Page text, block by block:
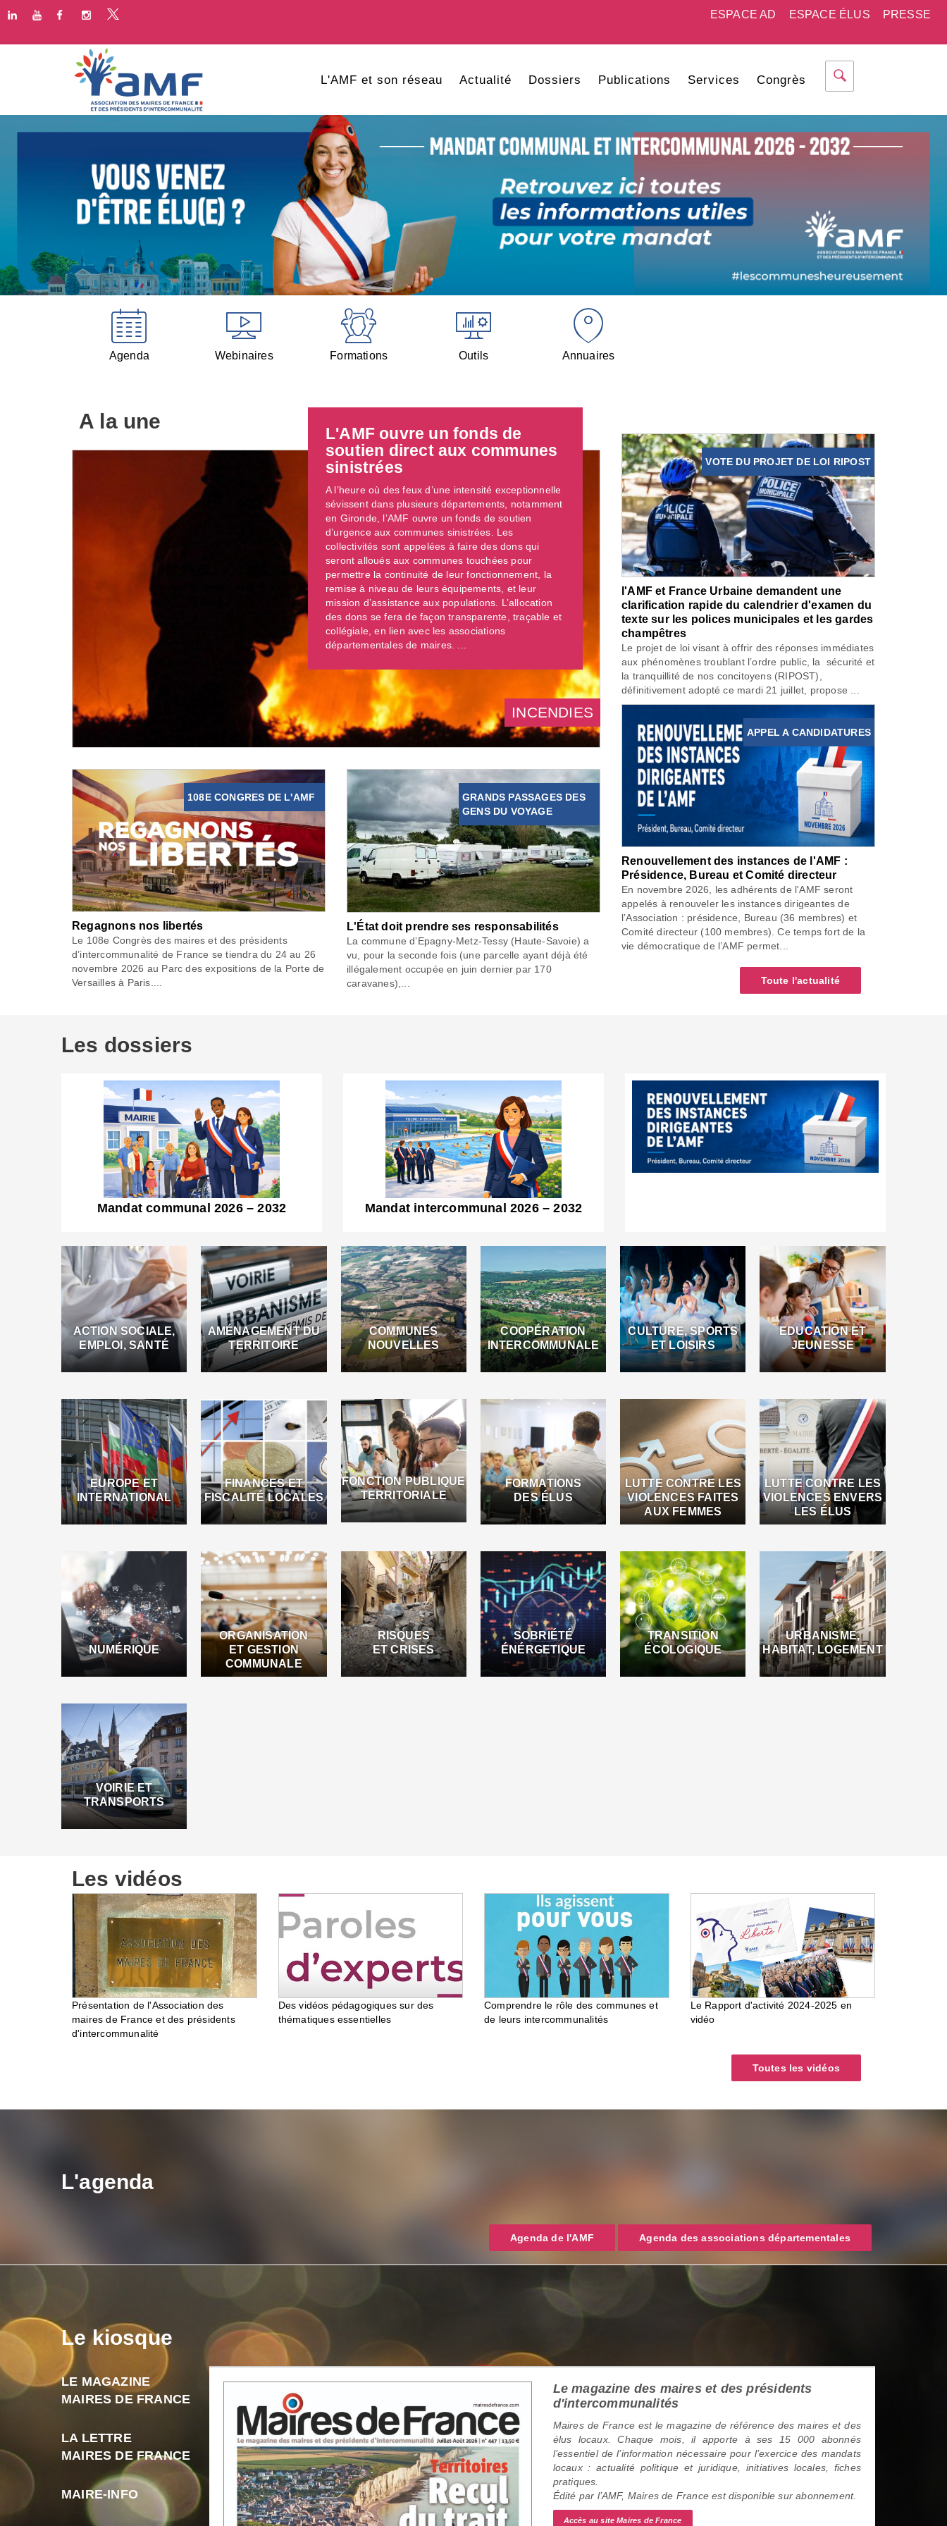
PRESSE
ESPACE ÉLUS
ESPACE AD
L'AMF et son réseau Actualité Dossiers Publications Services Congrès
Agenda Webinaires Formations Outils Annuaires
A la une
L'AMF ouvre un fonds de
soutien direct aux communes
sinistrées
A l’heure où des feux d’une intensité exceptionnelle
sévissent dans plusieurs départements, notamment
en Gironde, l’AMF ouvre un fonds de soutien
d’urgence aux communes sinistrées. Les
collectivités sont appelées à faire des dons qui
seront alloués aux communes touchées pour
permettre la continuité de leur fonctionnement, la
remise à niveau de leurs équipements, et leur
mission d’assistance aux populations. L’allocation
des dons se fera de façon transparente, traçable et
collégiale, en lien avec les associations
départementales de maires. ...
INCENDIES
108E CONGRES DE L'AMF
Regagnons nos libertés
Le 108e Congrès des maires et des présidents
d’intercommunalité de France se tiendra du 24 au 26
novembre 2026 au Parc des expositions de la Porte de
Versailles à Paris....
GRANDS PASSAGES DES
GENS DU VOYAGE
L'État doit prendre ses responsabilités
La commune d’Epagny-Metz-Tessy (Haute-Savoie) a
vu, pour la seconde fois (une parcelle ayant déjà été
illégalement occupée en juin dernier par 170
caravanes),...
VOTE DU PROJET DE LOI RIPOST
l'AMF et France Urbaine demandent une
clarification rapide du calendrier d'examen du
texte sur les polices municipales et les gardes
champêtres
Le projet de loi visant à offrir des réponses immédiates
aux phénomènes troublant l’ordre public, la sécurité et
la tranquillité de nos concitoyens (RIPOST),
définitivement adopté ce mardi 21 juillet, propose ...
APPEL A CANDIDATURES
Renouvellement des instances de l'AMF :
Présidence, Bureau et Comité directeur
En novembre 2026, les adhérents de l'AMF seront
appelés à renouveler les instances dirigeantes de
l’Association : présidence, Bureau (36 membres) et
Comité directeur (100 membres). Ce temps fort de la
vie démocratique de l’AMF permet...
Toute l'actualité
Les dossiers
Mandat communal 2026 – 2032 Mandat intercommunal 2026 – 2032
ACTION SOCIALE,
EMPLOI, SANTÉ
AMÉNAGEMENT DU
TERRITOIRE
COMMUNES
NOUVELLES
COOPÉRATION
INTERCOMMUNALE
CULTURE, SPORTS
ET LOISIRS
EDUCATION ET
JEUNESSE
EUROPE ET
INTERNATIONAL
FINANCES ET
FISCALITÉ LOCALES
FONCTION PUBLIQUE
TERRITORIALE
FORMATIONS
DES ÉLUS
LUTTE CONTRE LES
VIOLENCES FAITES
AUX FEMMES
LUTTE CONTRE LES
VIOLENCES ENVERS
LES ÉLUS
NUMÉRIQUE
ORGANISATION
ET GESTION
COMMUNALE
RISQUES
ET CRISES
SOBRIÉTÉ
ÉNÉRGETIQUE
TRANSITION
ÉCOLOGIQUE
URBANISME,
HABITAT, LOGEMENT
VOIRIE ET
TRANSPORTS
Les vidéos
Présentation de l'Association des
maires de France et des présidents
d'intercommunalité
Des vidéos pédagogiques sur des
thématiques essentielles
Comprendre le rôle des communes et
de leurs intercommunalités
Le Rapport d'activité 2024-2025 en
vidéo
Toutes les vidéos
L'agenda
Agenda de l'AMF Agenda des associations départementales
Le kiosque
LE MAGAZINE
MAIRES DE FRANCE
LA LETTRE
MAIRES DE FRANCE
MAIRE-INFO
Le magazine des maires et des présidents
d'intercommunalités
Maires de France est le magazine de référence des maires et des
élus locaux. Chaque mois, il apporte à ses 15 000 abonnés
l’essentiel de l’information nécessaire pour l’exercice des mandats
locaux : actualité politique et juridique, initiatives locales, fiches
pratiques.
Édité par l’AMF, Maires de France est disponible sur abonnement.
Accès au site Maires de France